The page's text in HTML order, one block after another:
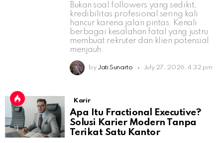
Bukan soal followers yang sedikit,
kredibilitas profesional sering kali
hancur karena jalan pintas. Kenali
berbagai kesalahan fatal yang justru
membuat rekruter dan klien potensial
menjauh.
by Jati Sunarto July 27, 2026, 4:32 pm
Karir
Apa Itu Fractional Executive?
Solusi Karier Modern Tanpa
Terikat Satu Kantor